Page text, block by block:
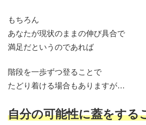
もちろん
あなたが現状のままの伸び具合で
満足だというのであれば
階段を一歩ずつ登ることで
たどり着ける場合もありますが…
自分の可能性に蓋をする